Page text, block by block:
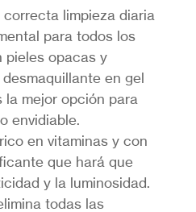
limpieza diaria
para todos los
pieles opacas y
en gel
la mejor opción para
envidiable.
en vitaminas y con
que hará que
y la luminosidad.
todas las